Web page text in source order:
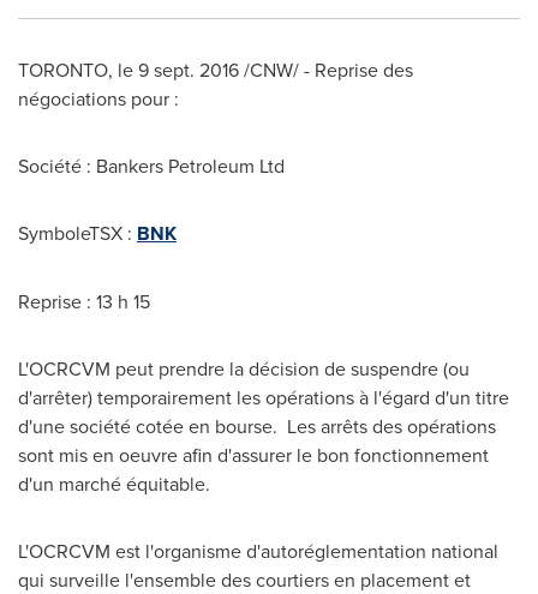
TORONTO, le9 sept. 2016/CNW/ - Reprise des
négociations pour :
Société : Bankers Petroleum Ltd
SymboleTSX : BNK
Reprise : 13 h 15
L'OCRCVM peut prendre la décision de suspendre (ou
d'arrêter) temporairement les opérations à l'égard d'un titre
d'une société cotée en bourse. Les arrêts des opérations
sont mis en oeuvre afin d'assurer le bon fonctionnement
d'un marché équitable.
L'OCRCVM est l'organisme d'autoréglementation national
qui surveille l'ensemble des courtiers en placement et